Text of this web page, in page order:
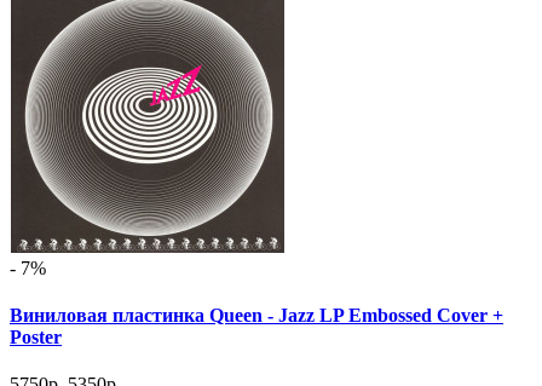
- 7%
Виниловая пластинка Queen - Jazz LP Embossed Cover +
Poster